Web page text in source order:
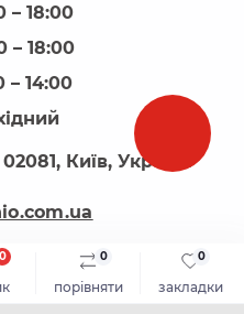
порівняти
0
закладки
0
0
– 18:00
– 18:00
– 14:00
Київ, Україна